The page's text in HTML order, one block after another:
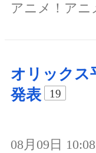
アニメ！アニ
オリックス
発表
19
08月09日 10:08